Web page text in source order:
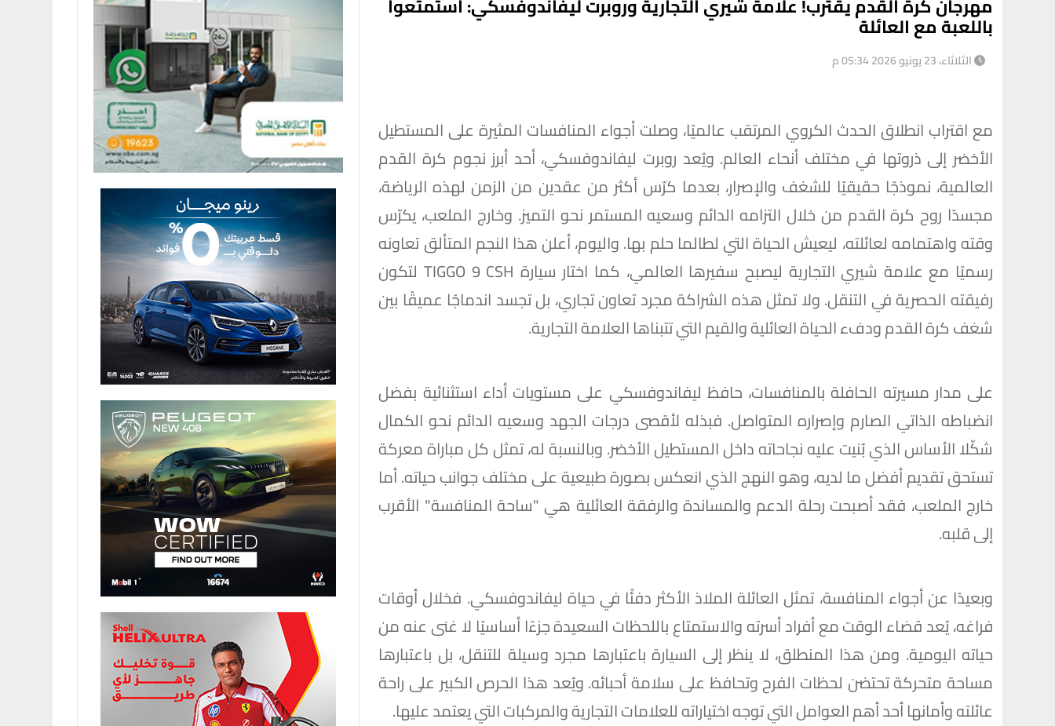
باللعبة مع العائلة
الثلاثاء، 23 يونيو 2026 05:34 م
مع اقتراب انطلاق الحدث الكروي المرتقب عالميًا، وصلت أجواء المنافسات المثيرة على المستطيل
الأخضر إلى ذروتها في مختلف أنحاء العالم. ويُعد روبرت ليفاندوفسكي، أحد أبرز نجوم كرة القدم
العالمية، نموذجًا حقيقيًا للشغف والإصرار، بعدما كرّس أكثر من عقدين من الزمن لهذه الرياضة،
مجسدًا روح كرة القدم من خلال التزامه الدائم وسعيه المستمر نحو التميز. وخارج الملعب، يكرّس
وقته واهتمامه لعائلته، ليعيش الحياة التي لطالما حلم بها. واليوم، أعلن هذا النجم المتألق تعاونه
رسميًا مع علامة شيري التجارية ليصبح سفيرها العالمي، كما اختار سيارة TIGGO 9 CSH لتكون
رفيقته الحصرية في التنقل. ولا تمثل هذه الشراكة مجرد تعاون تجاري، بل تجسد اندماجًا عميقًا بين
شغف كرة القدم ودفء الحياة العائلية والقيم التي تتبناها العلامة التجارية.
على مدار مسيرته الحافلة بالمنافسات، حافظ ليفاندوفسكي على مستويات أداء استثنائية بفضل
انضباطه الذاتي الصارم وإصراره المتواصل. فبذله لأقصى درجات الجهد وسعيه الدائم نحو الكمال
شكّلا الأساس الذي بُنيت عليه نجاحاته داخل المستطيل الأخضر. وبالنسبة له، تمثل كل مباراة معركة
تستحق تقديم أفضل ما لديه، وهو النهج الذي انعكس بصورة طبيعية على مختلف جوانب حياته. أما
خارج الملعب، فقد أصبحت رحلة الدعم والمساندة والرفقة العائلية هي "ساحة المنافسة" الأقرب
إلى قلبه.
وبعيدًا عن أجواء المنافسة، تمثل العائلة الملاذ الأكثر دفئًا في حياة ليفاندوفسكي. فخلال أوقات
فراغه، يُعد قضاء الوقت مع أفراد أسرته والاستمتاع باللحظات السعيدة جزءًا أساسيًا لا غنى عنه من
حياته اليومية. ومن هذا المنطلق، لا ينظر إلى السيارة باعتبارها مجرد وسيلة للتنقل، بل باعتبارها
مساحة متحركة تحتضن لحظات الفرح وتحافظ على سلامة أحبائه. ويُعد هذا الحرص الكبير على راحة
عائلته وأمانها أحد أهم العوامل التي توجه اختياراته للعلامات التجارية والمركبات التي يعتمد عليها.